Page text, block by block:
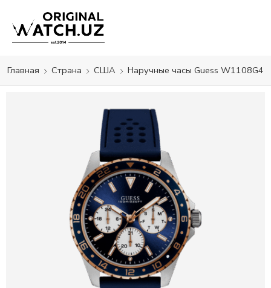
Главная Страна США Наручные часы Guess W1108G4